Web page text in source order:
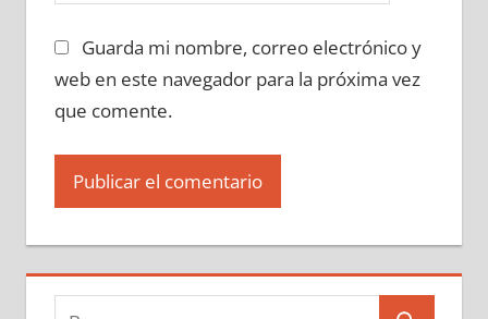
Guarda mi nombre, correo electrónico y
web en este navegador para la próxima vez
que comente.